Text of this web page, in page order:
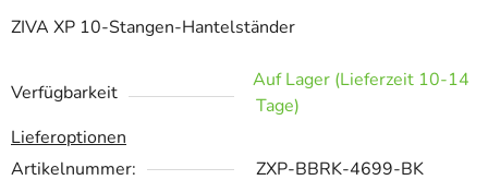
ZIVA XP 10-Stangen-Hantelständer
Verfügbarkeit
Auf Lager (Lieferzeit 10-14
Tage)
Lieferoptionen
Artikelnummer:
ZXP-BBRK-4699-BK